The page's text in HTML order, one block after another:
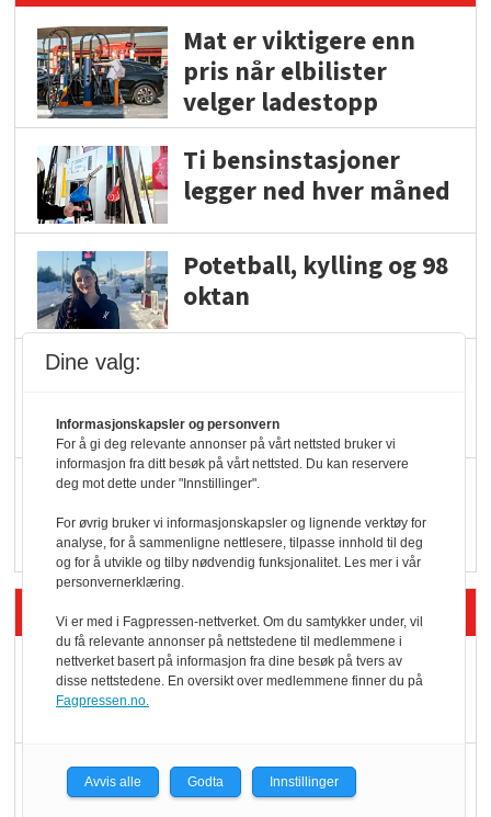
Mat er viktigere enn
pris når elbilister
velger ladestopp
Ti bensinstasjoner
legger ned hver måned
Potetball, kylling og 98
oktan
serveringstilbud
Vokser med ferdigmat
i dagligvare
Siste artikler - Butikk i praksis
Rema-flaggskip
Slik opprettholdes
ølsalget
Dine valg:
Informasjonskapsler og personvern
For å gi deg relevante annonser på vårt nettsted bruker vi
informasjon fra ditt besøk på vårt nettsted. Du kan reservere
deg mot dette under "Innstillinger".
For øvrig bruker vi informasjonskapsler og lignende verktøy for
analyse, for å sammenligne nettlesere, tilpasse innhold til deg
og for å utvikle og tilby nødvendig funksjonalitet. Les mer i vår
personvernerklæring.
Vi er med i Fagpressen-nettverket. Om du samtykker under, vil
du få relevante annonser på nettstedene til medlemmene i
nettverket basert på informasjon fra dine besøk på tvers av
disse nettstedene. En oversikt over medlemmene finner du på
Fagpressen.no.
Avvis alle Godta Innstillinger